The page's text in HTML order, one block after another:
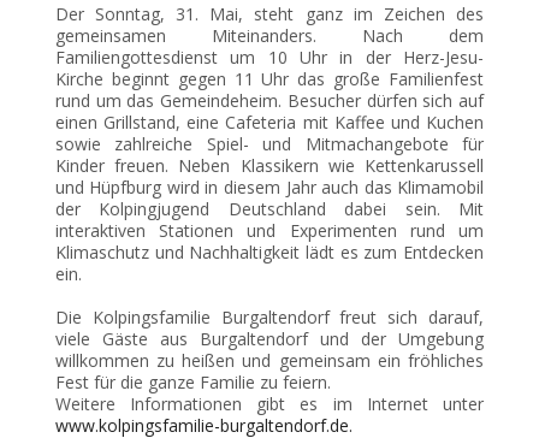
Der Sonntag, 31. Mai, steht ganz im Zeichen des
gemeinsamen Miteinanders. Nach dem
Familiengottesdienst um 10 Uhr in der Herz-Jesu-
Kirche beginnt gegen 11 Uhr das große Familienfest
rund um das Gemeindeheim. Besucher dürfen sich auf
einen Grillstand, eine Cafeteria mit Kaffee und Kuchen
sowie zahlreiche Spiel- und Mitmachangebote für
Kinder freuen. Neben Klassikern wie Kettenkarussell
und Hüpfburg wird in diesem Jahr auch das Klimamobil
der Kolpingjugend Deutschland dabei sein. Mit
interaktiven Stationen und Experimenten rund um
Klimaschutz und Nachhaltigkeit lädt es zum Entdecken
ein.
Die Kolpingsfamilie Burgaltendorf freut sich darauf,
viele Gäste aus Burgaltendorf und der Umgebung
willkommen zu heißen und gemeinsam ein fröhliches
Fest für die ganze Familie zu feiern.
Weitere Informationen gibt es im Internet unter
www.kolpingsfamilie-burgaltendorf.de.